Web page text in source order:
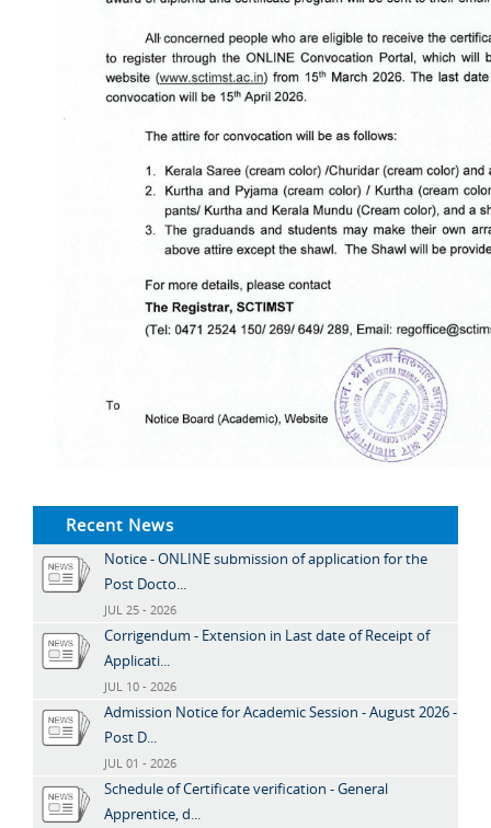
Recent News
Notice - ONLINE submission of application for the
Post Docto...
JUL 25 - 2026
Corrigendum - Extension in Last date of Receipt of
Applicati...
JUL 10 - 2026
Admission Notice for Academic Session - August 2026 -
Post D...
JUL 01 - 2026
Schedule of Certificate verification - General
Apprentice, d...